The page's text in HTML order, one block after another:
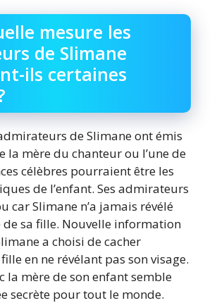
mesure les
de Slimane
ils certaines
de Slimane ont émis
la mère du chanteur ou l’une de
célèbres pourraient être les
de l’enfant. Ses admirateurs
car Slimane n’a jamais révélé
sa fille. Nouvelle information
a choisi de cacher
en ne révélant pas son visage.
la mère de son enfant semble
secrète pour tout le monde.